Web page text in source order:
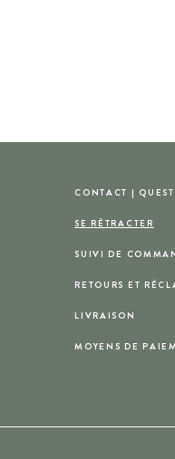
CONTACT |
SE RÉTRACTER
SUIVI DE
RETOURS ET
LIVRAISON
MOYENS DE